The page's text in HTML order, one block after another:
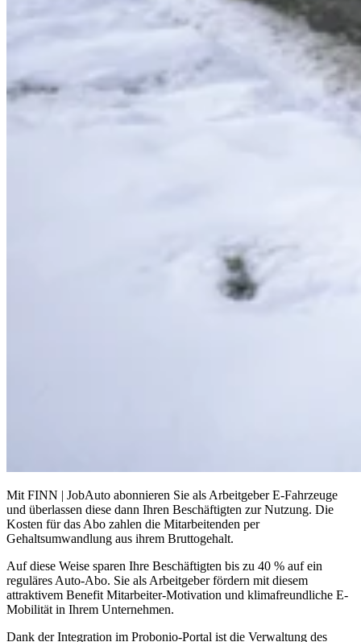
Mit FINN | JobAuto abonnieren Sie als Arbeitgeber E-Fahrzeuge
und überlassen diese dann Ihren Beschäftigten zur Nutzung. Die
Kosten für das Abo zahlen die Mitarbeitenden per
Gehaltsumwandlung aus ihrem Bruttogehalt.
Auf diese Weise sparen Ihre Beschäftigten bis zu 40 % auf ein
reguläres Auto-Abo. Sie als Arbeitgeber fördern mit diesem
attraktivem Benefit Mitarbeiter-Motivation und klimafreundliche E-
Mobilität in Ihrem Unternehmen.
Dank der Integration im Probonio-Portal ist die Verwaltung des